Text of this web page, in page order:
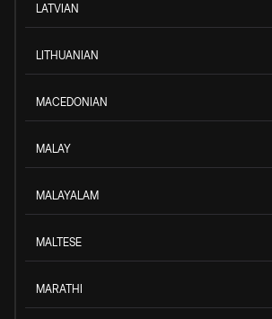
LATVIAN
LITHUANIAN
MACEDONIAN
MALAY
MALAYALAM
MALTESE
MARATHI